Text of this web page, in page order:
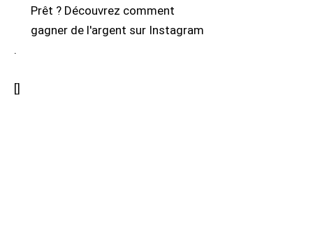
Prêt ? Découvrez comment
gagner de l'argent sur Instagram
.
[]